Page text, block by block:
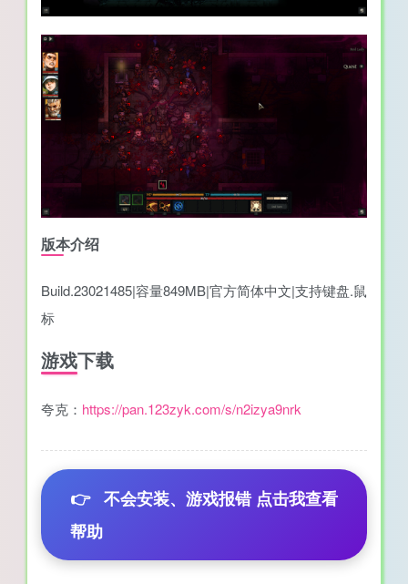
版本介绍
Build.23021485|容量849MB|官方简体中文|支持键盘.鼠
标
游戏下载
夸克： https://pan.123zyk.com/s/n2izya9nrk
👉 不会安装、游戏报错 点击我查看
帮助